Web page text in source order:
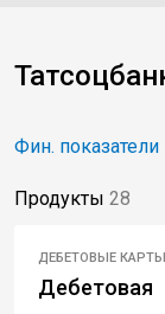
Фин. показатели
Продукты 28
ДЕБЕТОВЫЕ КАРТЫ
Дебетовая